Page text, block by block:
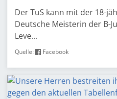
Der TuS kann mit der 18-
Deutsche Meisterin der B-
Leve...
Quelle: Facebook